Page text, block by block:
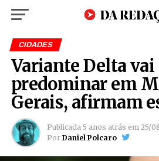
CIDADES
Variante Delta vai
predominar em
Gerais, afirmam
Publicada 5 anos atrás em 25/
Por Daniel Polcaro